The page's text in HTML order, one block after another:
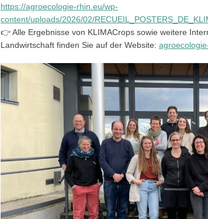
https://agroecologie-rhin.eu/wp-
content/uploads/2026/02/
👉 Alle Ergebnisse von KLIMACrops sowie weitere
Landwirtschaft finden Sie auf der Website: